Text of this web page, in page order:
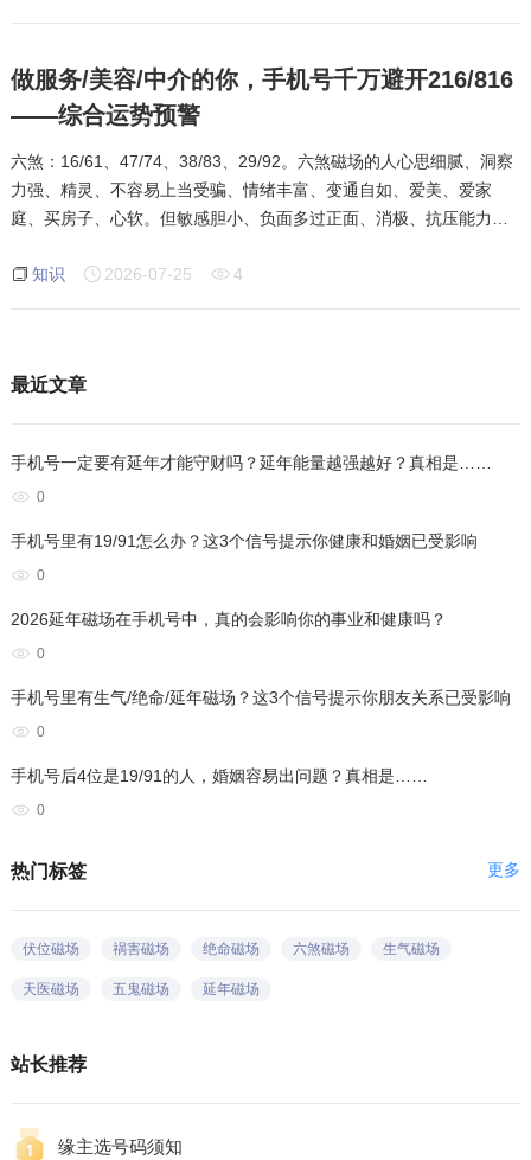
做服务/美容/中介的你，手机号千万避开216/816
——综合运势预警
六煞：16/61、47/74、38/83、29/92。六煞磁场的人心思细腻、洞察
力强、精灵、不容易上当受骗、情绪丰富、变通自如、爱美、爱家
庭、买房子、心软。但敏感胆小、负面多过正面、消极、抗压能力
了爱情疏远亲情。根据其利会
知识 2026-07-25 4
最近文章
手机号一定要有延年才能守财吗？延年能量越强越好？真相是……
0
手机号里有19/91怎么办？这3个信号提示你健康和婚姻已受影响
0
2026延年磁场在手机号中，真的会影响你的事业和健康吗？
0
手机号里有生气/绝命/延年磁场？这3个信号提示你朋友关系已受影响
0
手机号后4位是19/91的人，婚姻容易出问题？真相是……
0
更多
热门标签
伏位磁场 祸害磁场 绝命磁场 六煞磁场 生气磁场
天医磁场 五鬼磁场 延年磁场
站长推荐
缘主选号码须知